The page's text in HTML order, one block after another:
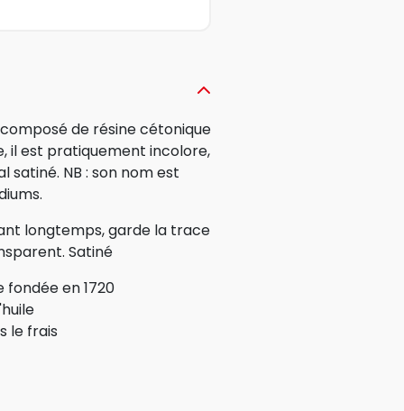
de résine cétonique
il est pratiquement incolore,
NB : son nom est
longtemps, garde la trace
Satiné
fondée en 1720
le frais